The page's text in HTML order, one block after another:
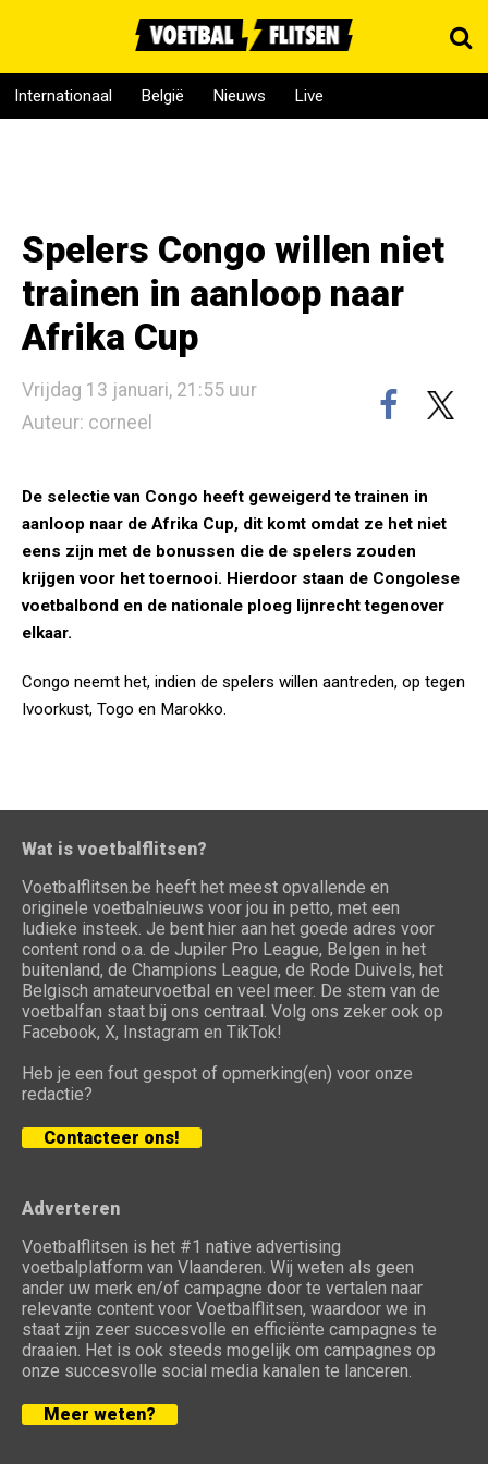
Internationaal België Nieuws Live
Spelers Congo willen niet
trainen in aanloop naar
Afrika Cup
Vrijdag 13 januari, 21:55 uur
Auteur: corneel
De selectie van Congo heeft geweigerd te trainen in
aanloop naar de Afrika Cup, dit komt omdat ze het niet
eens zijn met de bonussen die de spelers zouden
krijgen voor het toernooi. Hierdoor staan de Congolese
voetbalbond en de nationale ploeg lijnrecht tegenover
elkaar.
Congo neemt het, indien de spelers willen aantreden, op tegen
Ivoorkust, Togo en Marokko.
Wat is voetbalflitsen?
Voetbalflitsen.be heeft het meest opvallende en
originele voetbalnieuws voor jou in petto, met een
ludieke insteek. Je bent hier aan het goede adres voor
content rond o.a. de Jupiler Pro League, Belgen in het
buitenland, de Champions League, de Rode Duivels, het
Belgisch amateurvoetbal en veel meer. De stem van de
voetbalfan staat bij ons centraal. Volg ons zeker ook op
Facebook, X, Instagram en TikTok!
Heb je een fout gespot of opmerking(en) voor onze
redactie?
Contacteer ons!
Adverteren
Voetbalflitsen is het #1 native advertising
voetbalplatform van Vlaanderen. Wij weten als geen
ander uw merk en/of campagne door te vertalen naar
relevante content voor Voetbalflitsen, waardoor we in
staat zijn zeer succesvolle en efficiënte campagnes te
draaien. Het is ook steeds mogelijk om campagnes op
onze succesvolle social media kanalen te lanceren.
Meer weten?